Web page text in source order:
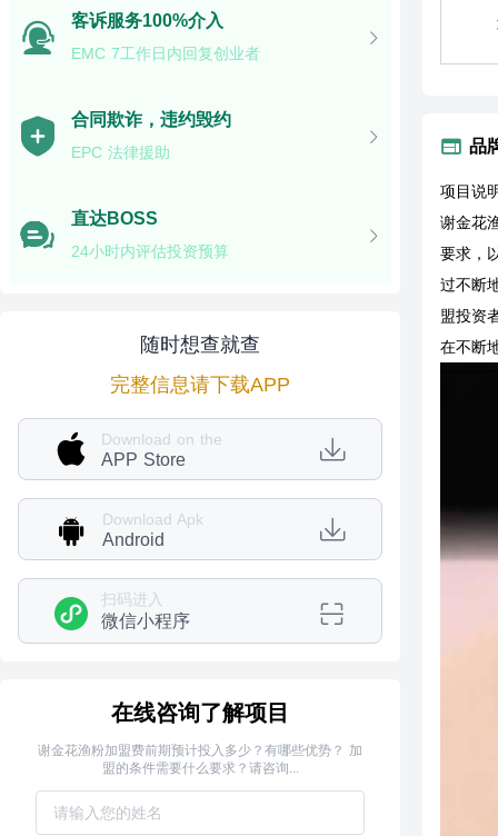
客诉服务100%介入
EMC 7工作日内回复创业者
合同欺诈，违约毁约
EPC 法律援助
直达BOSS
24小时内评估投资预算
随时想查就查
完整信息请下载APP
Download on the
APP Store
Download Apk
Android
扫码进入
微信小程序
在线咨询了解项目
谢金花渔粉加盟费前期预计投入多少？有哪些优势？ 加
盟的条件需要什么要求？请咨询...
品
项目说
谢金花
要求，
过不断
盟投资
在不断